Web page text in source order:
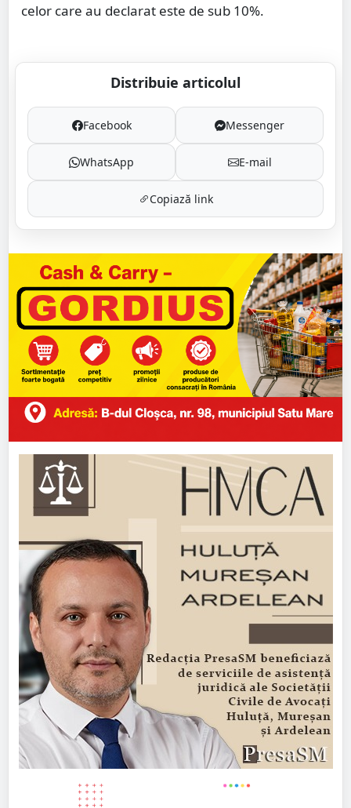
celor care au declarat este de sub 10%.
Distribuie articolul
Facebook Messenger
WhatsApp E-mail
Copiază link